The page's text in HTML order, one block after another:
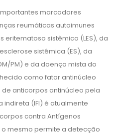
marcadores
reumáticas autoimunes
eritematoso sistêmico (LES), da
sistêmica (ES), da
PM) e da doença mista do
como fator antinúcleo
de anticorpos antinúcleo pela
(IFI) é atualmente
contra Antígenos
o mesmo permite a detecção